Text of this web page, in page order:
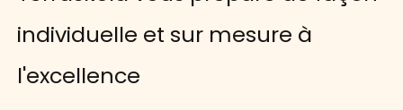
individuelle et sur mesure à
l'excellence